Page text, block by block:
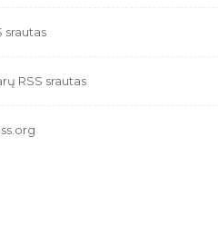
srautas
RSS srautas